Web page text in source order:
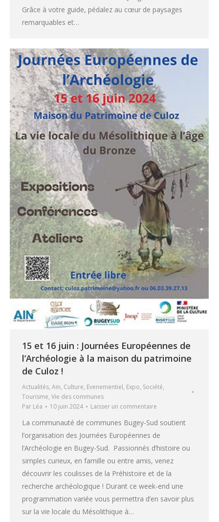
Grâce à votre guide, pédalez au cœur de paysages
remarquables et…
15 et 16 juin : Journées Européennes de
l’Archéologie à la maison du patrimoine
de Culoz !
Actualités, Ain, Culture, Evenementiel, Expo, Société,
Tourisme, Vie des communes
Par Léa 10 juin 2024 Laisser un commentaire
La communauté de communes Bugey-Sud soutient
l’organisation des Journées Européennes de
l’Archéologie en Bugey-Sud. Passionnés d’histoire ou
simples curieux, en famille ou entre amis, venez
découvrir les coulisses de la Préhistoire et de la
recherche archéologique ! Durant ce week-end une
programmation variée vous permettra d’en savoir plus
sur la vie locale du Mésolithique à…